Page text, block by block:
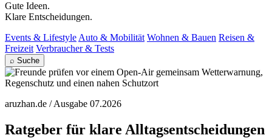
Gute Ideen.
Klare Entscheidungen.
Events & Lifestyle Auto & Mobilität Wohnen & Bauen Reisen &
Freizeit Verbraucher & Tests
⌕ Suche
aruzhan.de / Ausgabe 07.2026
Ratgeber für klare Alltagsentscheidungen